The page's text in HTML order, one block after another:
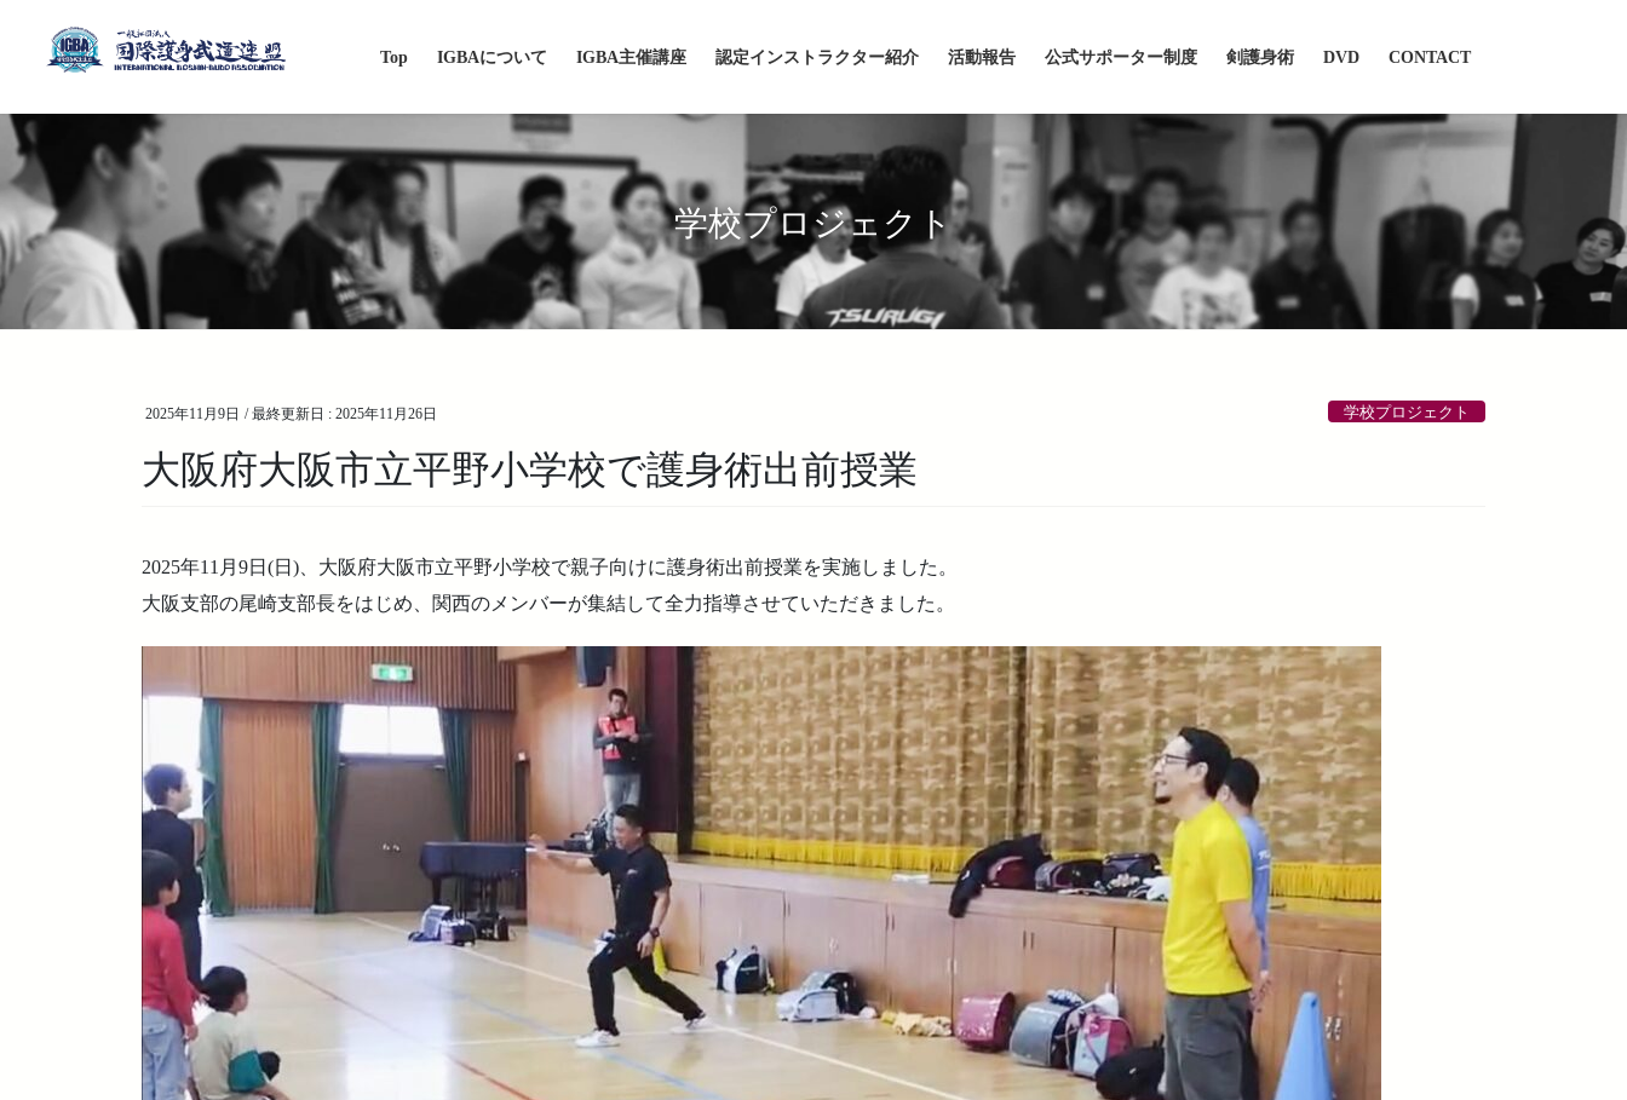
ツ
に
移
動
シ
ョ
ン
に
移
動
Top IGBAについて IGBA主催講座 認定インストラクター紹介 活動報告 公式サポーター制度 剣護身術 DVD CONTACT
学校プロジェクト
2025年11月9日 / 最終更新日 : 2025年11月26日 学校プロジェクト
大阪府大阪市立平野小学校で護身術出前授業
2025年11月9日(日)、大阪府大阪市立平野小学校で親子向けに護身術出前授業を実施しました。
大阪支部の尾崎支部長をはじめ、関西のメンバーが集結して全力指導させていただきました。